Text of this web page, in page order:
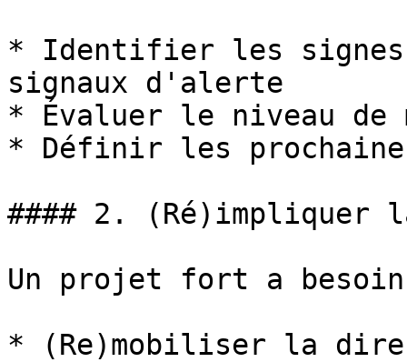
* Identifier les signes
signaux d'alerte
* Évaluer le niveau de
* Définir les
#### 2. (Ré)impliquer
Un projet fort a
* (Re)mobiliser la